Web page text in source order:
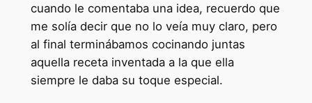
cuando le comentaba una idea, recuerdo que
me solía decir que no lo veía muy claro, pero
al final terminábamos cocinando juntas
aquella receta inventada a la que ella
siempre le daba su toque especial.